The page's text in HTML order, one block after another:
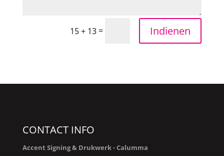
15 + 13 = Indienen
CONTACT INFO
Accent Signing & Drukwerk -Calumma